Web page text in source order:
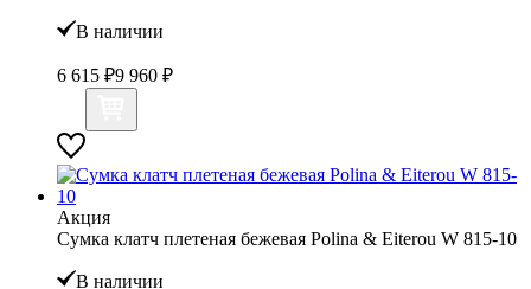
В наличии
6 615 ₽9 960 ₽
Акция
Сумка клатч плетеная бежевая Polina & Eiterou W 815-10
В наличии